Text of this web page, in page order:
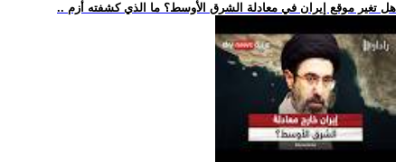
.. هل تغير موقع إيران في معادلة الشرق الأوسط؟ ما الذي كشفته أزم